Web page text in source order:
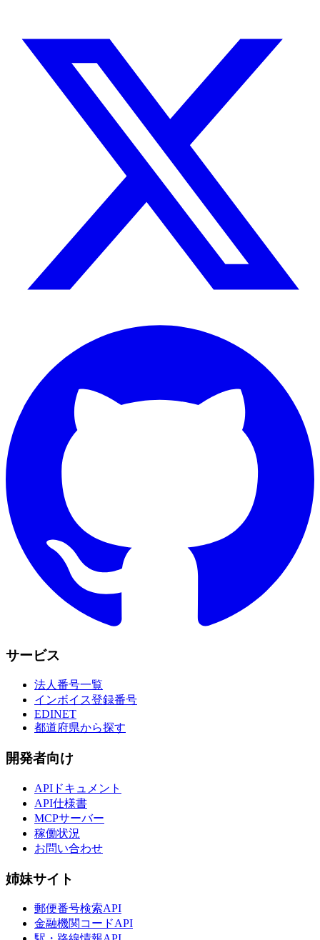
サービス
法人番号一覧
インボイス登録番号
EDINET
都道府県から探す
開発者向け
APIドキュメント
API仕様書
MCPサーバー
稼働状況
お問い合わせ
姉妹サイト
郵便番号検索API
金融機関コードAPI